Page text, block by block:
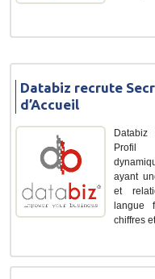
Databiz recrute
d’Accueil
Databiz
Profil
ayant
et
langue
chiffres